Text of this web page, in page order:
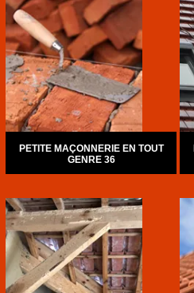
PETITE MAÇONNERIE EN TOUT
GENRE 36